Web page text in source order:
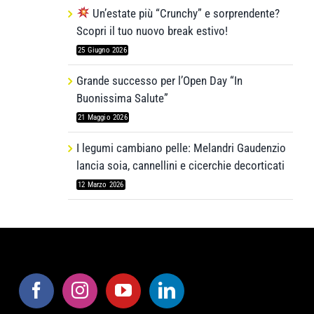
Un’estate più “Crunchy” e sorprendente?
Scopri il tuo nuovo break estivo!
25 Giugno 2026
Grande successo per l’Open Day “In
Buonissima Salute”
21 Maggio 2026
I legumi cambiano pelle: Melandri Gaudenzio
lancia soia, cannellini e cicerchie decorticati
12 Marzo 2026